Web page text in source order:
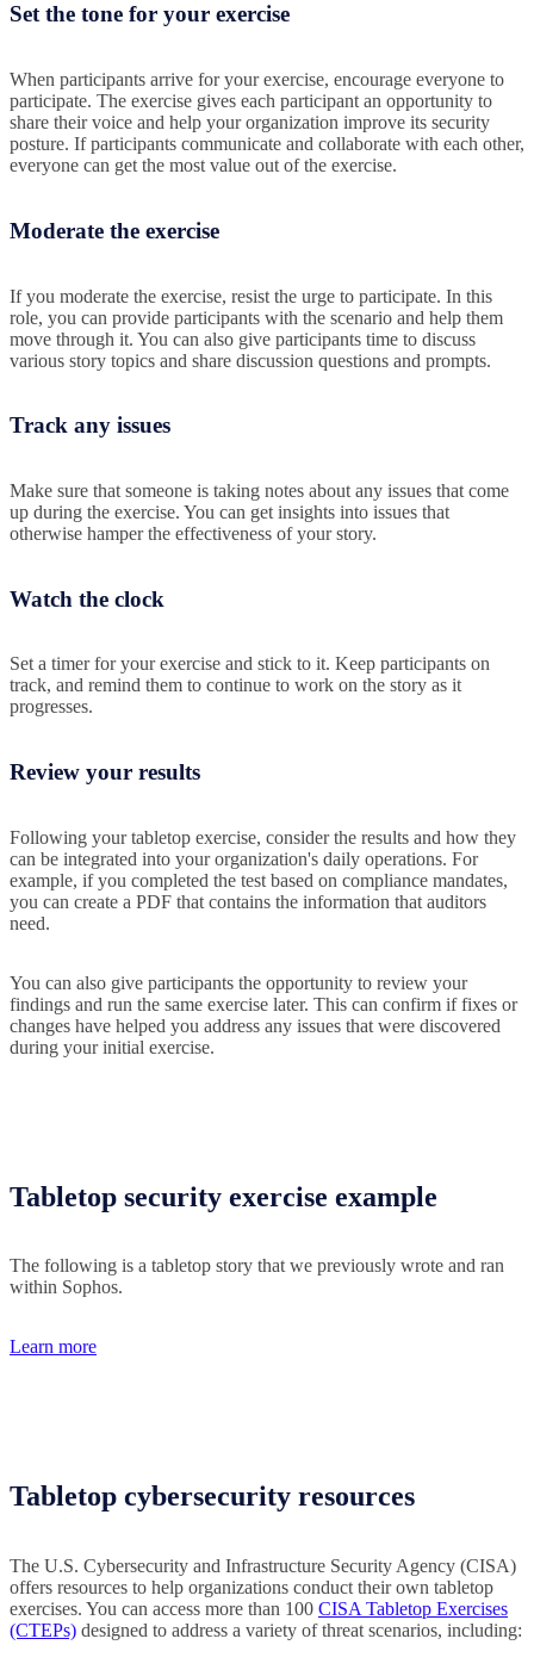
Set the tone for your exercise
When participants arrive for your exercise, encourage everyone to
participate. The exercise gives each participant an opportunity to
share their voice and help your organization improve its security
posture. If participants communicate and collaborate with each other,
everyone can get the most value out of the exercise.
Moderate the exercise
If you moderate the exercise, resist the urge to participate. In this
role, you can provide participants with the scenario and help them
move through it. You can also give participants time to discuss
various story topics and share discussion questions and prompts.
Track any issues
Make sure that someone is taking notes about any issues that come
up during the exercise. You can get insights into issues that
otherwise hamper the effectiveness of your story.
Watch the clock
Set a timer for your exercise and stick to it. Keep participants on
track, and remind them to continue to work on the story as it
progresses.
Review your results
Following your tabletop exercise, consider the results and how they
can be integrated into your organization's daily operations. For
example, if you completed the test based on compliance mandates,
you can create a PDF that contains the information that auditors
need.
You can also give participants the opportunity to review your
findings and run the same exercise later. This can confirm if fixes or
changes have helped you address any issues that were discovered
during your initial exercise.
Tabletop security exercise example
The following is a tabletop story that we previously wrote and ran
within Sophos.
Learn more
Tabletop cybersecurity resources
The U.S. Cybersecurity and Infrastructure Security Agency (CISA)
offers resources to help organizations conduct their own tabletop
exercises. You can access more than 100 CISA Tabletop Exercises
(CTEPs) designed to address a variety of threat scenarios, including: